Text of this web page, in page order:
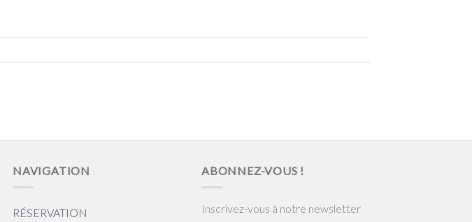
NAVIGATION
RÉSERVATION
ABONNEZ-VOUS !
Inscrivez-vous à notre newsletter